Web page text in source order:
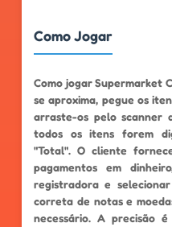
Como Jogar
Como jogar Supermarket
se aproxima, pegue os
arraste-os pelo scanner
todos os itens forem
"Total". O cliente
pagamentos em
registradora e
correta de notas e
necessário. A precisão